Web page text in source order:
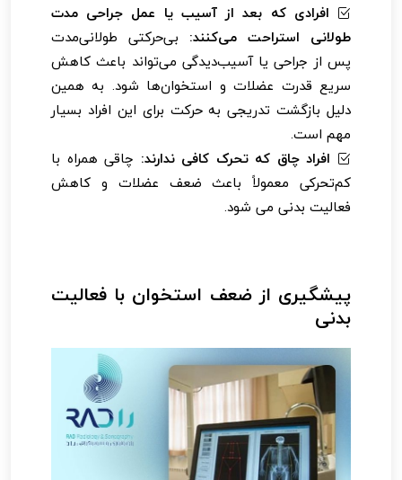
افرادی که بعد از آسیب یا عمل جراحی مدت
طولانی استراحت می‌کنند: بی‌حرکتی طولانی‌مدت
پس از جراحی یا آسیب‌دیدگی می‌تواند باعث کاهش
سریع قدرت عضلات و استخوان‌ها شود. به همین
دلیل بازگشت تدریجی به حرکت برای این افراد بسیار
مهم است.
افراد چاق که تحرک کافی ندارند: چاقی همراه با
کم‌تحرکی معمولاً باعث ضعف عضلات و کاهش
فعالیت بدنی می شود.
پیشگیری از ضعف استخوان با فعالیت
بدنی